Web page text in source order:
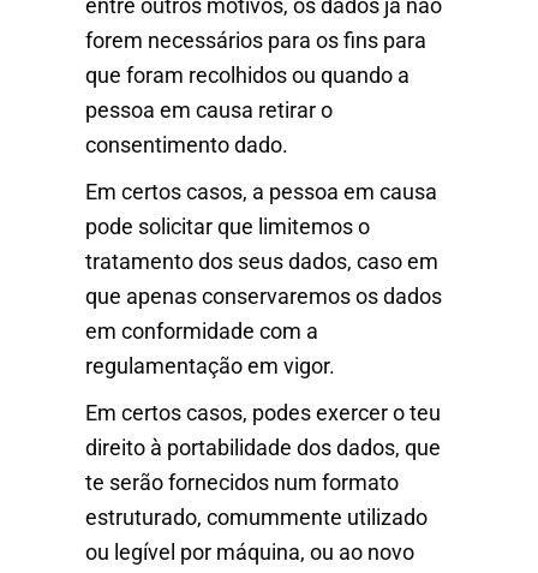
entre outros motivos, os dados já não
forem necessários para os fins para
que foram recolhidos ou quando a
pessoa em causa retirar o
consentimento dado.
Em certos casos, a pessoa em causa
pode solicitar que limitemos o
tratamento dos seus dados, caso em
que apenas conservaremos os dados
em conformidade com a
regulamentação em vigor.
Em certos casos, podes exercer o teu
direito à portabilidade dos dados, que
te serão fornecidos num formato
estruturado, comummente utilizado
ou legível por máquina, ou ao novo